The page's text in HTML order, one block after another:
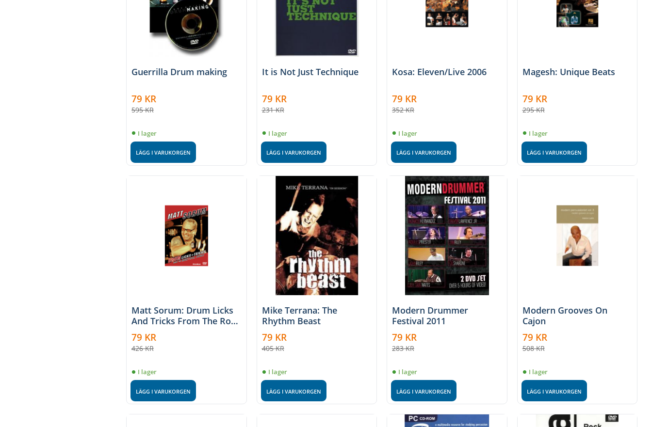
Guerrilla Drum making
79 KR
595KR
I lager
LÄGG I VARUKORGEN
It is Not Just Technique
79 KR
231KR
I lager
LÄGG I VARUKORGEN
Kosa: Eleven/Live 2006
79 KR
352KR
I lager
LÄGG I VARUKORGEN
Magesh: Unique Beats
79 KR
295KR
I lager
LÄGG I VARUKORGEN
Matt Sorum: Drum Licks
And Tricks From The Rock
And Roll Jungle
79 KR
426KR
I lager
LÄGG I VARUKORGEN
Mike Terrana: The
Rhythm Beast
79 KR
405KR
I lager
LÄGG I VARUKORGEN
Modern Drummer
Festival 2011
79 KR
283KR
I lager
LÄGG I VARUKORGEN
Modern Grooves On
Cajon
79 KR
508KR
I lager
LÄGG I VARUKORGEN